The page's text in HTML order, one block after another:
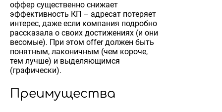
оффер существенно снижает
эффективность КП – адресат потеряет
интерес, даже если компания подробно
рассказала о своих достижениях (и они
весомые). При этом offer должен быть
понятным, лаконичным (чем короче,
тем лучше) и выделяющимся
(графически).
Преимущества